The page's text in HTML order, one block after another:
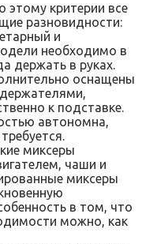
этому критерии все
разновидности:
и
необходимо в
держать в руках.
оснащены
к подставке.
автономна,
миксеры
чаши и
миксеры
в том, что
можно, как